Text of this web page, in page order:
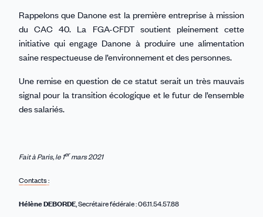
Rappelons que Danone est la première entreprise à mission
du CAC 40. La FGA-CFDT soutient pleinement cette
initiative qui engage Danone à produire une alimentation
saine respectueuse de l’environnement et des personnes.
Une remise en question de ce statut serait un très mauvais
signal pour la transition écologique et le futur de l’ensemble
des salariés.
Fait à Paris, le 1ermars 2021
Contacts :
Hélène DEBORDE, Secrétaire fédérale : 06.11.54.57.88